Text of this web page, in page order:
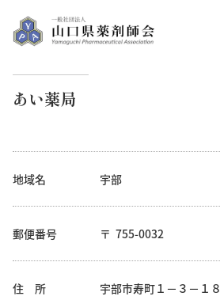
あい薬局
地域名 宇部
郵便番号 755-0032
住 所 宇部市寿町１－３－１８